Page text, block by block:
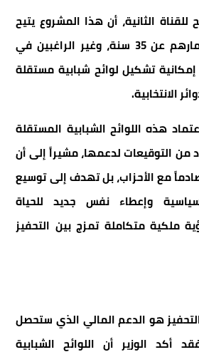
الثانية، أن هذا المشروع يتيح
للشباب الذين تقل أعمارهم عن 35 سنة، وغير الراغبين في
إمكانية تشكيل لوائح شبابية مستقلة
الانتخابية.
هذه اللوائح الشبابية المستقلة
التوقيعات لدعمها، مشيراً إلى أن
مع الأحزاب، بل تهدف إلى توسيع
وإعطاء نفس جديد للحياة
ملكية متكاملة تمزج بين التحفيز
هو الدعم المالي الذي ستحصل
أكد الوزير أن اللوائح الشبابية